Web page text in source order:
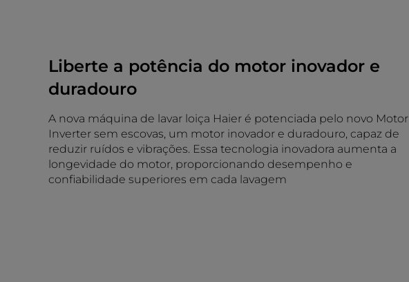
Liberte a potência do motor inovador e
duradouro
A nova máquina de lavar loiça Haier é potenciada pelo novo Motor
Inverter sem escovas, um motor inovador e duradouro, capaz de
reduzir ruídos e vibrações. Essa tecnologia inovadora aumenta a
longevidade do motor, proporcionando desempenho e
confiabilidade superiores em cada lavagem